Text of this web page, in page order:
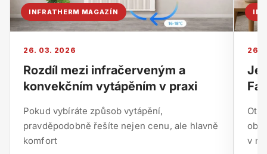
INFRATHERM MAGAZÍN
26. 03. 2026
Rozdíl mezi infračerveným a
konvekčním vytápěním v praxi
Pokud vybíráte způsob vytápění,
pravděpodobně řešíte nejen cenu, ale hlavně
komfort
26.
Je
v